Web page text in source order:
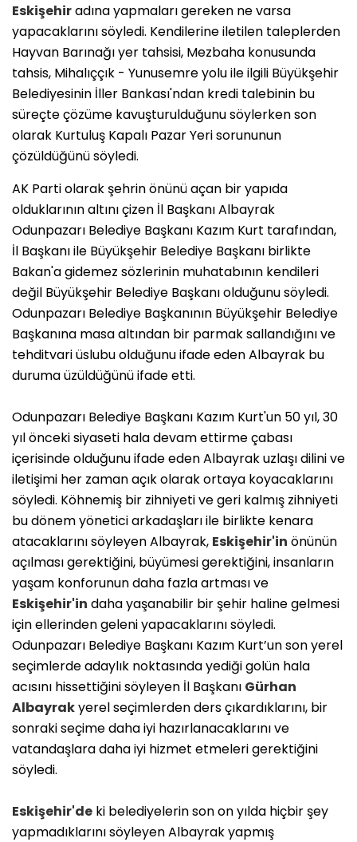
Eskişehiradına yapmaları gereken ne varsa
yapacaklarını söyledi. Kendilerine iletilen taleplerden
Hayvan Barınağı yer tahsisi, Mezbaha konusunda
tahsis, Mihalıççık - Yunusemre yolu ile ilgili Büyükşehir
Belediyesinin İller Bankası'ndan kredi talebinin bu
süreçte çözüme kavuşturulduğunu söylerken son
olarak Kurtuluş Kapalı Pazar Yeri sorununun
çözüldüğünü söyledi.
AK Parti olarak şehrin önünü açan bir yapıda
olduklarının altını çizen İl Başkanı Albayrak
Odunpazarı Belediye Başkanı Kazım Kurt tarafından,
İl Başkanı ile Büyükşehir Belediye Başkanı birlikte
Bakan'a gidemez sözlerinin muhatabının kendileri
değil Büyükşehir Belediye Başkanı olduğunu söyledi.
Odunpazarı Belediye Başkanının Büyükşehir Belediye
Başkanına masa altından bir parmak sallandığını ve
tehditvari üslubu olduğunu ifade eden Albayrak bu
duruma üzüldüğünü ifade etti.
Odunpazarı Belediye Başkanı Kazım Kurt'un 50 yıl, 30
yıl önceki siyaseti hala devam ettirme çabası
içerisinde olduğunu ifade eden Albayrak uzlaşı dilini ve
iletişimi her zaman açık olarak ortaya koyacaklarını
söyledi. Köhnemiş bir zihniyeti ve geri kalmış zihniyeti
bu dönem yönetici arkadaşları ile birlikte kenara
atacaklarını söyleyen Albayrak, Eskişehir'in önünün
açılması gerektiğini, büyümesi gerektiğini, insanların
yaşam konforunun daha fazla artması ve
Eskişehir'in daha yaşanabilir bir şehir haline gelmesi
için ellerinden geleni yapacaklarını söyledi.
Odunpazarı Belediye Başkanı Kazım Kurt’un son yerel
seçimlerde adaylık noktasında yediği golün hala
acısını hissettiğini söyleyen İl Başkanı Gürhan
Albayrakyerel seçimlerden ders çıkardıklarını, bir
sonraki seçime daha iyi hazırlanacaklarını ve
vatandaşlara daha iyi hizmet etmeleri gerektiğini
söyledi.
Eskişehir'de ki belediyelerin son on yılda hiçbir şey
yapmadıklarını söyleyen Albayrak yapmış